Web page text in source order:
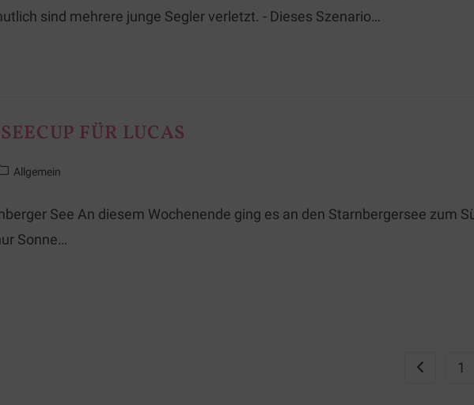
sind mehrere junge Segler verletzt. - Dieses Szenario…
FÜR LUCAS
Allgemein
See An diesem Wochenende ging es an den Starnbergersee zum
Sonne…
1